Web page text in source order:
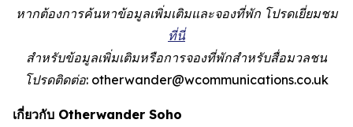
หากต้องการค้นหาข้อมูลเพิ่มเติมและจองที่พัก โปรดเยี่ยมชม
ที่นี่
สำหรับข้อมูลเพิ่มเติมหรือการจองที่พักสำหรับสื่อมวลชน
โปรดติดต่อ: otherwander@wcommunications.co.uk
เกี่ยวกับ Otherwander Soho